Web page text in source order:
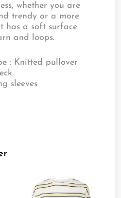
whether you are
trendy or a more
has a soft surface
and loops.
: Knitted pullover
sleeves